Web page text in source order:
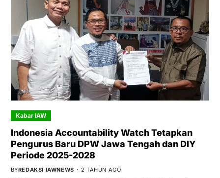
Kabar IAW
Indonesia Accountability Watch Tetapkan
Pengurus Baru DPW Jawa Tengah dan DIY
Periode 2025-2028
BYREDAKSI IAWNEWS 2 TAHUN AGO